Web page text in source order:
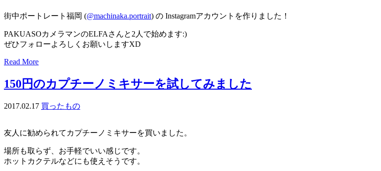
街中ポートレート福岡 (@machinaka.portrait) の Instagramアカウントを作りました！
PAKUASOカメラマンのELFAさんと2人で始めます:)
ぜひフォローよろしくお願いしますXD
Read More
150円のカプチーノミキサーを試してみました
2017.02.17 買ったもの
友人に勧められてカプチーノミキサーを買いました。
場所も取らず、お手軽でいい感じです。
ホットカクテルなどにも使えそうです。